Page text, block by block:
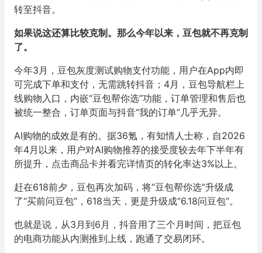
转至抖音。
如果说这还算比较克制。那么今年以来，豆包就不再克制
了。
今年3月，豆包灰度测试购物支付功能，用户在App内即
可完成下单和支付，无需跳转抖音；4月，豆包导航栏上
线购物入口，内嵌“豆包帮你选”功能，订单管理和售后也
被统一整合，订单页面与抖音“我的订单”几乎无异。
AI购物的成效是有的。据36氪，有知情人士称，自2026
年4月以来，用户对AI购物推荐的接受度较去年下半年有
所提升，点击商品卡并看完详情页的转化率达3%以上。
赶在618前夕，豆包再次加码，将“豆包帮你选”升级成
了“买前问豆包”，618当天，更是升级成“6.18问豆包”。
也就是说，从3月到6月，抖音用了三个月时间，把豆包
的电商功能从内测推到上线，跑通了交易闭环。